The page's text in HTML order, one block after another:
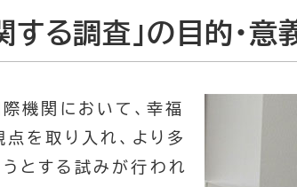
する調査」の目的・意
機関において、幸福
を取り入れ、より多
とする試みが行われ